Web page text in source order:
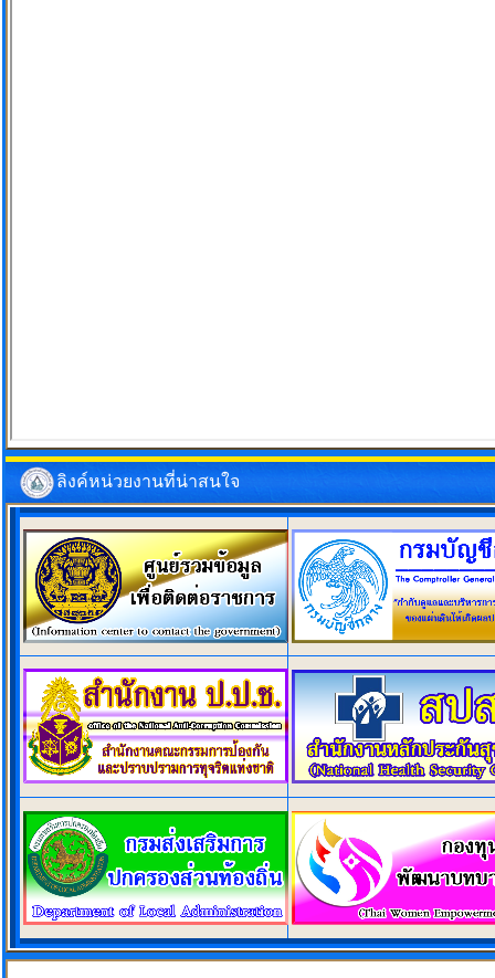
ลิงค์หน่วยงานที่น่าสนใจ